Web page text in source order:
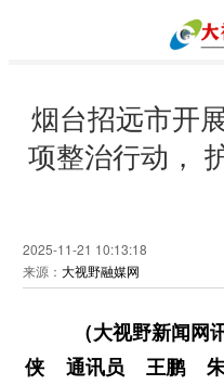
烟台招远市开
项整治行动，
2025-11-21 10:13:18
来源： 大视野融媒网
（大视野新闻网
侠 通讯员 王鹏 朱